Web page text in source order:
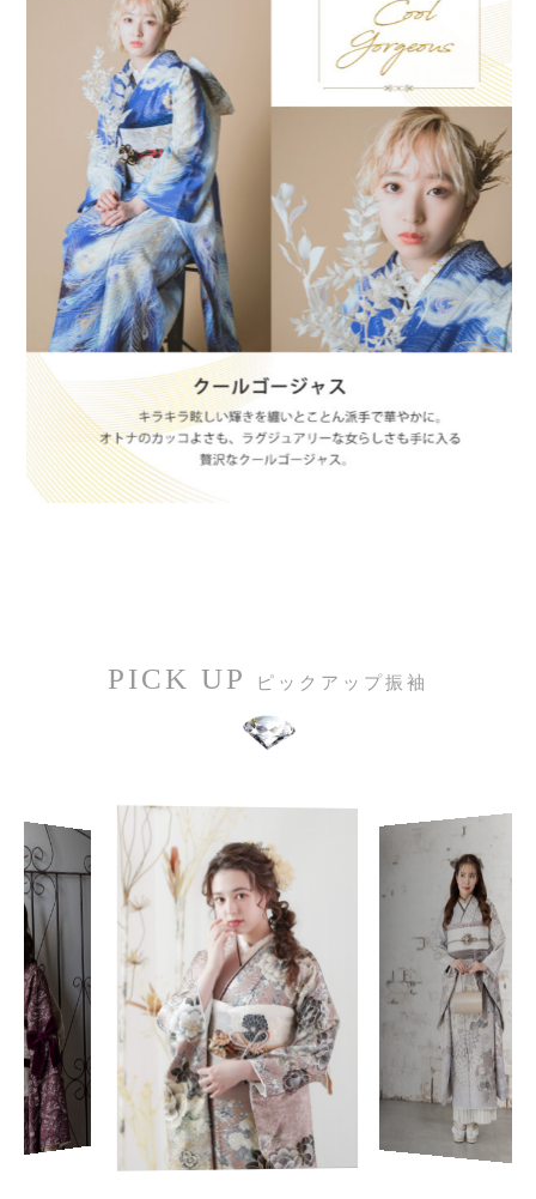
PICK UP ピックアップ振袖